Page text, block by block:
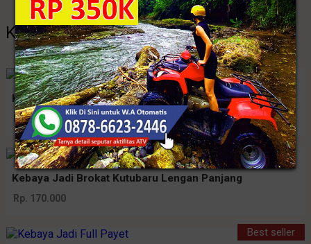
Kebaya Lengan Panjang
Kebaya Brokat Glosy Lengan Panjang
Rp. 155.000
Kebaya Jadi Brokat Kutubaru Lengan Panjang
Rp. 170.000
Best seller